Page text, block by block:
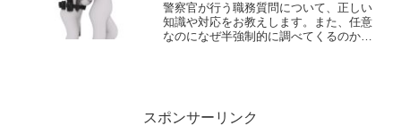
警察官が行う職務質問について、正しい
知識や対応をお教えします。また、任意
なのになぜ半強制的に調べてくるのか、
スポンサーリンク